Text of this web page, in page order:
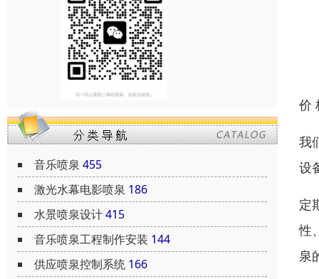
音乐喷泉 455
激光水幕电影喷泉 186
水景喷泉设计415
音乐喷泉工程制作安装 144
供应喷泉控制系统 166
价
我
设
定
性
泉